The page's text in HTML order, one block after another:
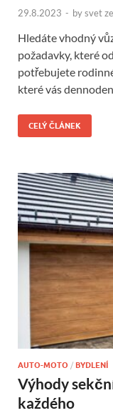
29.8.2023 - bysvet
Hledáte vhodný
požadavky, které
potřebujete
které vás
CELÝ ČLÁNEK
AUTO-MOTO / BYDLENÍ
Výhody
každého